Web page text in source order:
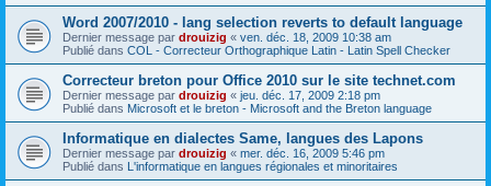
Word 2007/2010 - lang selection reverts to default language
Dernier message par drouizig « ven. déc. 18, 2009 10:38 am
Publié dans COL - Correcteur Orthographique Latin - Latin Spell Checker
Correcteur breton pour Office 2010 sur le site technet.com
Dernier message par drouizig « jeu. déc. 17, 2009 2:18 pm
Publié dans Microsoft et le breton - Microsoft and the Breton language
Informatique en dialectes Same, langues des Lapons
Dernier message par drouizig « mer. déc. 16, 2009 5:46 pm
Publié dans L'informatique en langues régionales et minoritaires